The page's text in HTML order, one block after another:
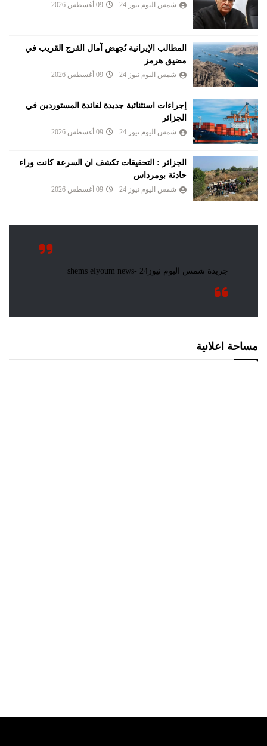
شمس اليوم نيوز 24 09 أغسطس 2026
المطالب الإيرانية تُجهض آمال الفرج القريب في
مضيق هرمز
شمس اليوم نيوز 24 09 أغسطس 2026
إجراءات استثنائية جديدة لفائدة المستوردين في
الجزائر
شمس اليوم نيوز 24 09 أغسطس 2026
الجزائر : التحقيقات تكشف ان السرعة كانت وراء
حادثة بومرداس
شمس اليوم نيوز 24 09 أغسطس 2026
مساحة اعلانية